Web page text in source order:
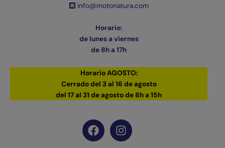
info@motonatura.com
Horario:
de lunes a viernes
de 8h a 17h
Horario AGOSTO:
Cerrado del 3 al 16 de agosto
del 17 al 31 de agosto de 8h a 15h